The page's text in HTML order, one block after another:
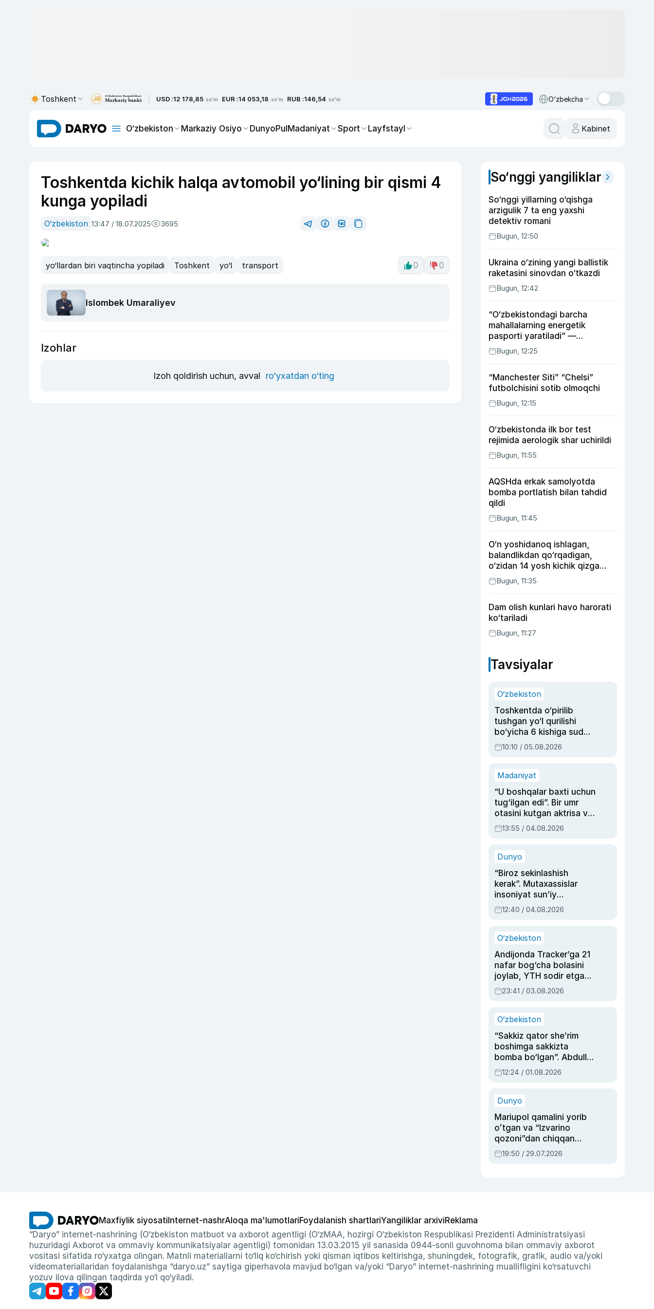
Toshkent USD :12 178,85 so'm EUR :14 053,18 so'm RUB :146,54 so'm O‘zbekcha
O‘zbekiston Markaziy Osiyo DunyoPulMadaniyat Sport Layfstayl Kabinet
Toshkentda kichik halqa avtomobil yo‘lining bir qismi 4
kunga yopiladi
O‘zbekiston 13:47 / 18.07.2025 3695
yo‘llardan biri vaqtincha yopiladi Toshkent yo‘l transport 0 0
Islombek Umaraliyev
Izohlar
Izoh qoldirish uchun, avval ro‘yxatdan o‘ting
So‘nggi yangiliklar
So‘nggi yillarning o‘qishga
arzigulik 7 ta eng yaxshi
detektiv romani
Bugun, 12:50
Ukraina o‘zining yangi ballistik
raketasini sinovdan o‘tkazdi
Bugun, 12:42
“O‘zbekistondagi barcha
mahallalarning energetik
pasporti yaratiladi” —
energetika vaziri
Bugun, 12:25
“Manchester Siti” “Chelsi”
futbolchisini sotib olmoqchi
Bugun, 12:15
O‘zbekistonda ilk bor test
rejimida aerologik shar uchirildi
Bugun, 11:55
AQSHda erkak samolyotda
bomba portlatish bilan tahdid
qildi
Bugun, 11:45
O‘n yoshidanoq ishlagan,
balandlikdan qo‘rqadigan,
o‘zidan 14 yosh kichik qizga
uylangan Yorqinxo‘ja Umarov
34 yoshda
Bugun, 11:35
Dam olish kunlari havo harorati
ko‘tariladi
Bugun, 11:27
Tavsiyalar
O‘zbekiston
Toshkentda o‘pirilib
tushgan yo‘l qurilishi
bo‘yicha 6 kishiga sud
hukmi o‘qildi
10:10 / 05.08.2026
Madaniyat
“U boshqalar baxti uchun
tug‘ilgan edi”. Bir umr
otasini kutgan aktrisa va
dublyaj ustasi Rimma
Ahmedovaning
13:55 / 04.08.2026
Dunyo
“Biroz sekinlashish
kerak”. Mutaxassislar
insoniyat sun’iy
intellektni boshqara
olmay qolishidan xavotir
12:40 / 04.08.2026
O‘zbekiston
Andijonda Tracker’ga 21
nafar bog‘cha bolasini
joylab, YTH sodir etgan
ayolga sud hukmi o‘qildi
23:41 / 03.08.2026
O‘zbekiston
“Sakkiz qator she’rim
boshimga sakkizta
bomba bo‘lgan”. Abdulla
Oripovni siyosiy
ayblovlardan asrab
12:24 / 01.08.2026
Dunyo
Mariupol qamalini yorib
oʻtgan va “Izvarino
qozoni”dan chiqqan
qahramon — Ukraina
armiyasi bosh
19:50 / 29.07.2026
Maxfiylik siyosati Internet-nashrAloqa ma'lumotlariFoydalanish shartlariYangiliklar arxiviReklama
“Daryo” internet-nashrining (O‘zbekiston matbuot va axborot agentligi (O‘zMAA, hozirgi O‘zbekiston Respublikasi Prezidenti Administratsiyasi
huzuridagi Axborot va ommaviy kommunikatsiyalar agentligi) tomonidan 13.03.2015 yil sanasida 0944-sonli guvohnoma bilan ommaviy axborot
vositasi sifatida ro‘yxatga olingan. Matnli materiallarni to‘liq ko‘chirish yoki qisman iqtibos keltirishga, shuningdek, fotografik, grafik, audio va/yoki
videomateriallaridan foydalanishga “daryo.uz” saytiga giperhavola mavjud bo‘lgan va/yoki “Daryo” internet-nashrining muallifligini ko‘rsatuvchi
yozuv ilova qilingan taqdirda yo‘l qo‘yiladi.